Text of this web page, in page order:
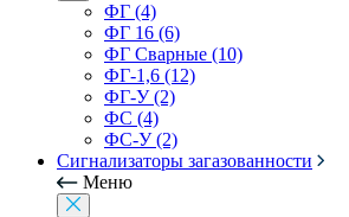
ФГ (4)
ФГ 16 (6)
ФГ Сварные (10)
ФГ-1,6 (12)
ФГ-У (2)
ФС (4)
ФС-У (2)
Сигнализаторы загазованности
Меню